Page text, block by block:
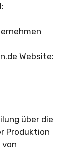
Website:
über die
Produktion
von